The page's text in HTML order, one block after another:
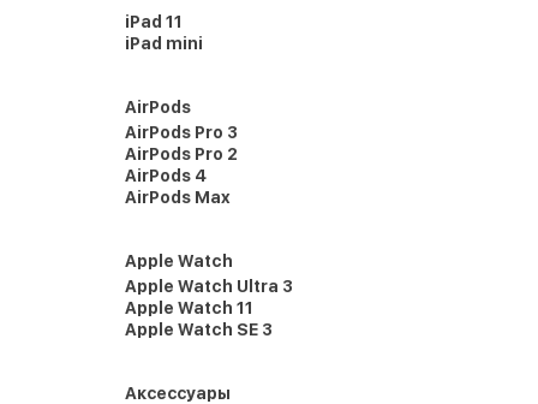
iPad 11
iPad mini
AirPods
AirPods Pro 3
AirPods Pro 2
AirPods 4
AirPods Max
Apple Watch
Apple Watch Ultra 3
Apple Watch 11
Apple Watch SE 3
Аксессуары